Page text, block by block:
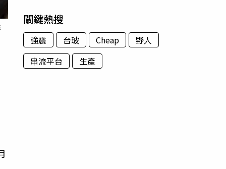
關鍵熱搜
強震 台玻 Cheap
野人
串流平台
生產